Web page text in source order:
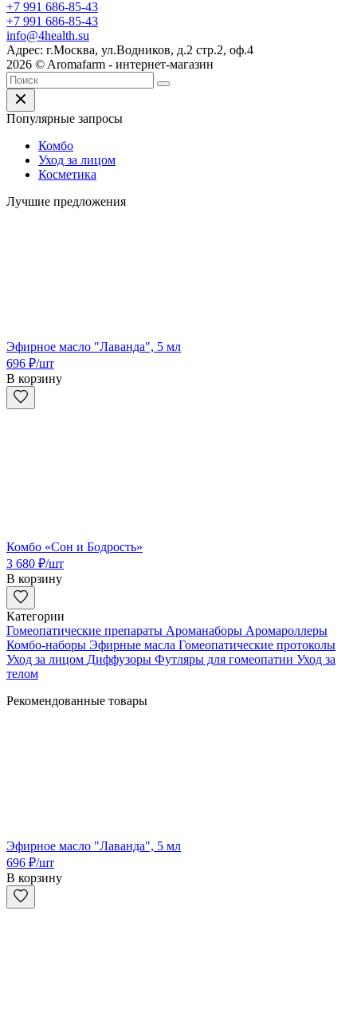
+7 991 686-85-43
+7 991 686-85-43
info@4health.su
Адрес: г.Москва, ул.Водников, д.2 стр.2, оф.4
2026 © Aromafarm - интернет-магазин
Популярные запросы
Комбо
Уход за лицом
Косметика
Лучшие предложения
Эфирное масло "Лаванда", 5 мл
696 ₽/шт
В корзину
Комбо «Сон и Бодрость»
3 680 ₽/шт
В корзину
Категории
Гомеопатические препараты Ароманаборы Аромароллеры
Комбо-наборы Эфирные масла Гомеопатические протоколы
Уход за лицом Диффузоры Футляры для гомеопатии Уход за
телом
Рекомендованные товары
Эфирное масло "Лаванда", 5 мл
696 ₽/шт
В корзину